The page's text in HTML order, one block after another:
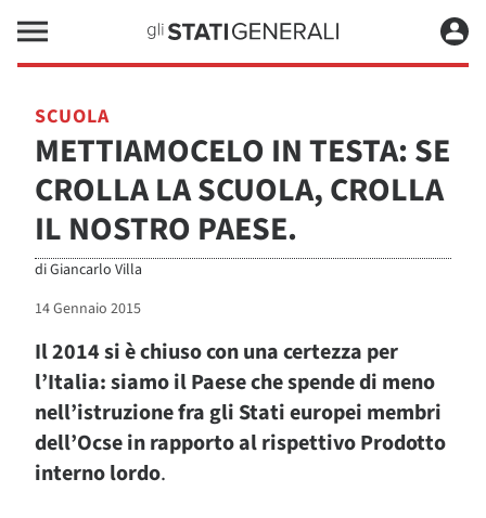
SCUOLA
METTIAMOCELO IN TESTA: SE
CROLLA LA SCUOLA, CROLLA
IL NOSTRO PAESE.
diGiancarlo Villa
14 Gennaio 2015
Il 2014 si è chiuso con una certezza per
l’Italia:siamo il Paese che spende di meno
nell’istruzione fra gli Stati europei membri
dell’Ocse in rapporto al rispettivo Prodotto
interno lordo.